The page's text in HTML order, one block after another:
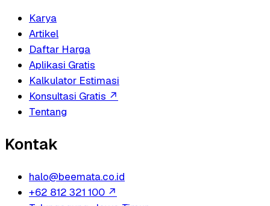
Karya
Artikel
Daftar Harga
Aplikasi Gratis
Kalkulator Estimasi
Konsultasi Gratis ↗
Tentang
Kontak
halo@beemata.co.id
+62 812 321 100 ↗